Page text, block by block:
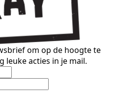
om op de hoogte te
leuke acties in je mail.